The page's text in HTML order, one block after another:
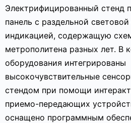
Электрифицированный стенд
панель с раздельной
индикацией, содержащую
метрополитена разных лет. В
оборудования интегрированы
высокочувствительные
стендом при помощи
приемо-передающих
оснащено программным